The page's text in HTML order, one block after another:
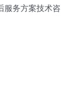
服务方案技术咨